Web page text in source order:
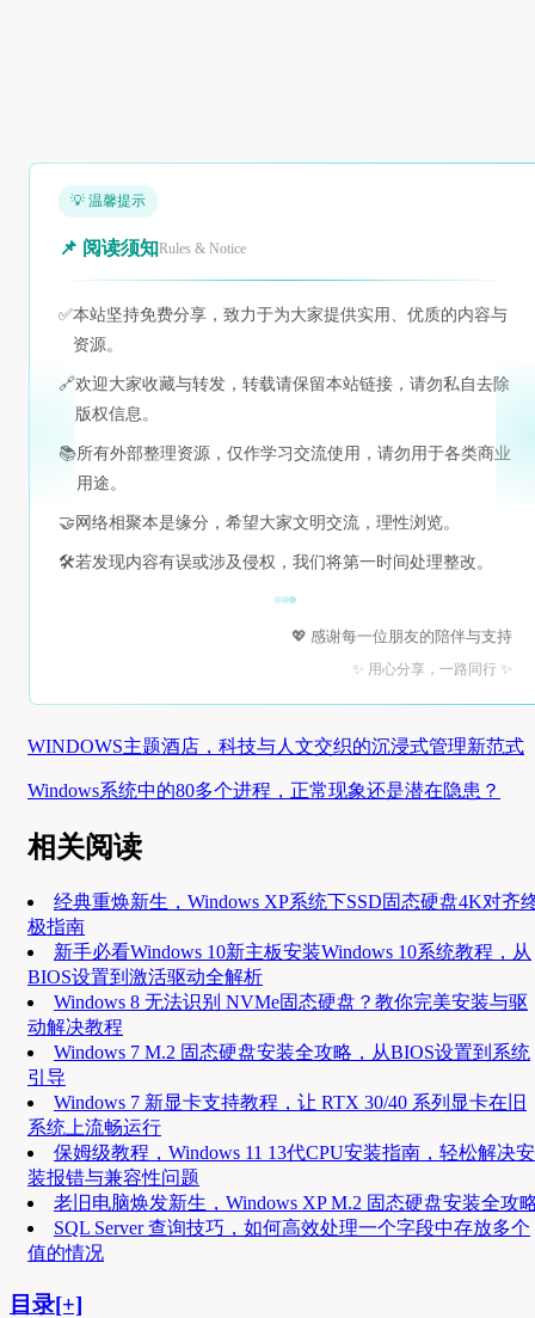
💡 温馨提示
📌 阅读须知Rules & Notice
✅本站坚持免费分享，致力于为大家提供实用、优质的内容与
资源。
🔗欢迎大家收藏与转发，转载请保留本站链接，请勿私自去除
版权信息。
📚所有外部整理资源，仅作学习交流使用，请勿用于各类商业
用途。
🤝 网络相聚本是缘分，希望大家文明交流，理性浏览。
🛠️若发现内容有误或涉及侵权，我们将第一时间处理整改。
💖 感谢每一位朋友的陪伴与支持
✨ 用心分享，一路同行 ✨
WINDOWS主题酒店，科技与人文交织的沉浸式管理新范式
Windows系统中的80多个进程，正常现象还是潜在隐患？
相关阅读
经典重焕新生，Windows XP系统下SSD固态硬盘4K对齐
极指南
新手必看Windows 10新主板安装Windows 10系统教程，从
BIOS设置到激活驱动全解析
Windows 8 无法识别 NVMe固态硬盘？教你完美安装与驱
动解决教程
Windows 7 M.2 固态硬盘安装全攻略，从BIOS设置到系统
引导
Windows 7 新显卡支持教程，让 RTX 30/40 系列显卡在旧
系统上流畅运行
保姆级教程，Windows 11 13代CPU安装指南，轻松解决安
装报错与兼容性问题
老旧电脑焕发新生，Windows XP M.2 固态硬盘安装全攻
SQL Server 查询技巧，如何高效处理一个字段中存放多个
值的情况
目录[+]